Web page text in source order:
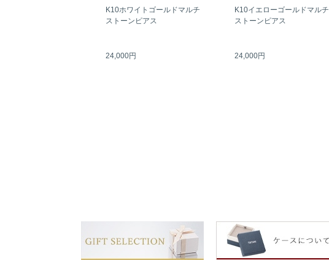
K10ホワイトゴールドマルチ
ストーンピアス
24,000円
K10イエローゴールドマルチ
ストーンピアス
24,000円